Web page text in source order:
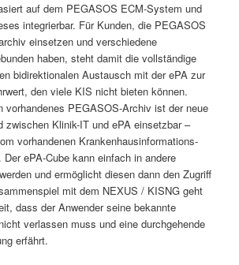
auf dem PEGASOS ECM-System und
integrierbar. Für Kunden, die PEGASOS
einsetzen und verschiedene
haben, steht damit die vollständige
bidirektionalen Austausch mit der ePA zur
den viele KIS nicht bieten können.
vorhandenes PEGASOS-Archiv ist der neue
zwischen Klinik-IT und ePA einsetzbar –
vorhandenen Krankenhausinformations-
ePA-Cube kann einfach in andere
und ermöglicht diesen dann den Zugriff
mit dem NEXUS / KISNG geht
dass der Anwender seine bekannte
verlassen muss und eine durchgehende
erfährt.